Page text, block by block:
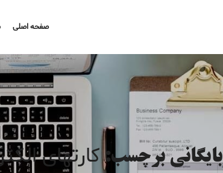
صفحه اصلی
بایگانی برچسب:کارتهای